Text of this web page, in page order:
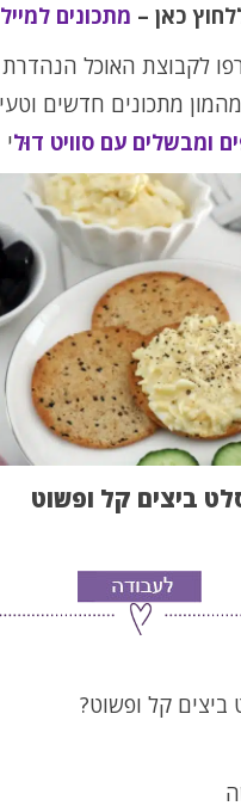
כאן – מתכונים למייל
לקבוצת האוכל
מתכונים חדשים
ומבשלים עם סוויט דוּלי
ביצים קל ופשוט
ביצים קל ופשוט?